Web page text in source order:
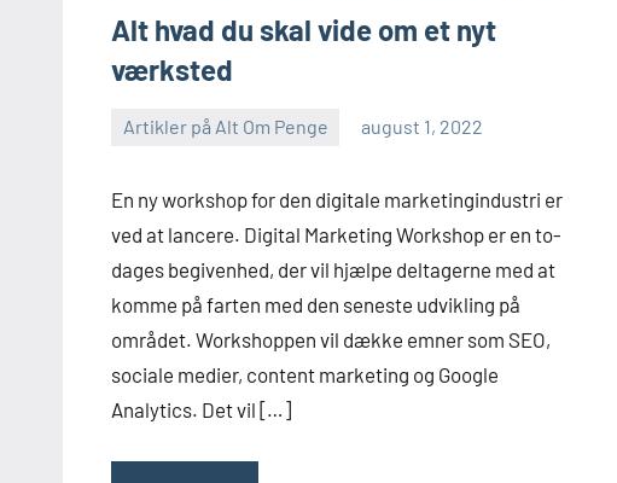
Alt hvad du skal vide om et nyt
værksted
Artikler på Alt Om Penge august 1, 2022
En ny workshop for den digitale marketingindustri er
ved at lancere. Digital Marketing Workshop er en to-
dages begivenhed, der vil hjælpe deltagerne med at
komme på farten med den seneste udvikling på
området. Workshoppen vil dække emner som SEO,
sociale medier, content marketing og Google
Analytics. Det vil […]